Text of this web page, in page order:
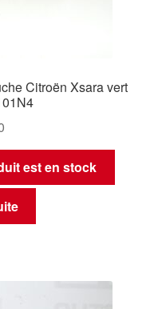
Citroën Xsara vert
est en stock